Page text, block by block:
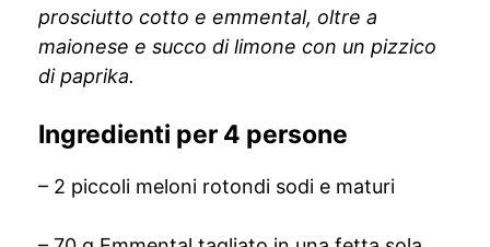
prosciutto cotto e emmental, oltre a
maionese e succo di limone con un pizzico
di paprika.
Ingredienti per 4 persone
– 2 piccoli meloni rotondi sodi e maturi